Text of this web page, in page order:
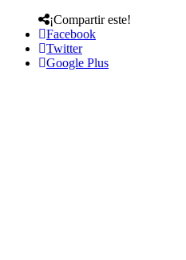
¡Compartir este!
Facebook
Twitter
Google Plus